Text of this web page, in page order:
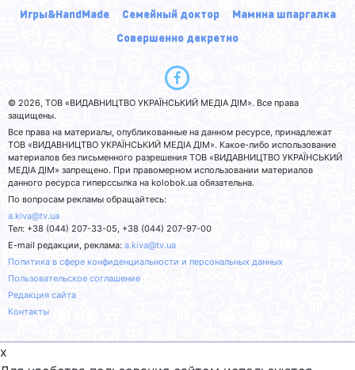
Игры&HandMade
Семейный доктор
Мамина шпаргалка
Совершенно декретно
© 2026, ТОВ «ВИДАВНИЦТВО УКРАЇНСЬКИЙ МЕДІА ДІМ». Все права
защищены.
Все права на материалы, опубликованные на данном ресурсе, принадлежат
ТОВ «ВИДАВНИЦТВО УКРАЇНСЬКИЙ МЕДІА ДІМ». Какое-либо использование
материалов без письменного разрешения ТОВ «ВИДАВНИЦТВО УКРАЇНСЬКИЙ
МЕДІА ДІМ» запрещено. При правомерном использовании материалов
данного ресурса гиперссылка на kolobok.ua обязательна.
По вопросам рекламы обращайтесь:
a.kiva@tv.ua
Тел: +38 (044) 207-33-05, +38 (044) 207-97-00
E-mail редакции, реклама: a.kiva@tv.ua
Политика в сфере конфиденциальности и персональных данных
Пользовательское соглашение
Редакция сайта
Контакты
x